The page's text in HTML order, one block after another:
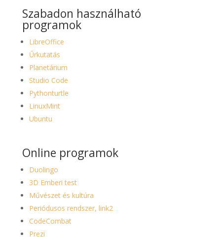
Szabadon használható
programok
LibreOffice
Űrkutatás
Planetárium
Studio Code
Pythonturtle
LinuxMint
Ubuntu
Online programok
Duolingo
3D Emberi test
Művészet és kultúra
Periódusos rendszer, link2
CodeCombat
Prezi